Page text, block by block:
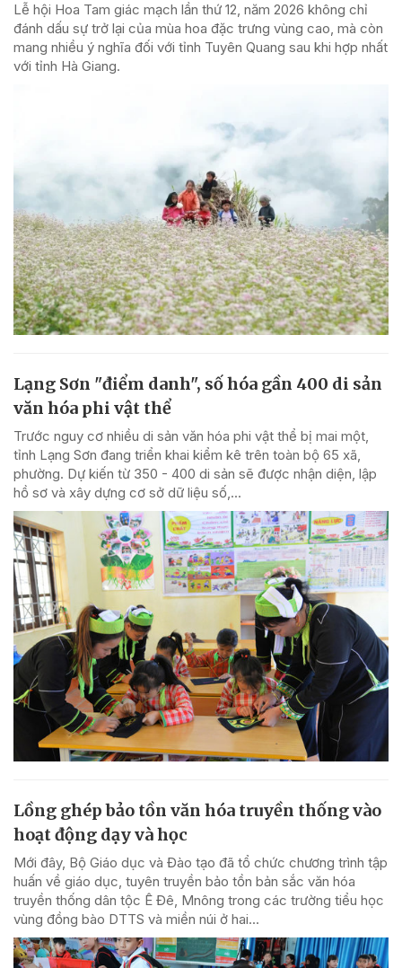
Lễ hội Hoa Tam giác mạch lần thứ 12, năm 2026 không chỉ
đánh dấu sự trở lại của mùa hoa đặc trưng vùng cao, mà còn
mang nhiều ý nghĩa đối với tỉnh Tuyên Quang sau khi hợp nhất
với tỉnh Hà Giang.
Lạng Sơn "điểm danh", số hóa gần 400 di sản
văn hóa phi vật thể
Trước nguy cơ nhiều di sản văn hóa phi vật thể bị mai một,
tỉnh Lạng Sơn đang triển khai kiểm kê trên toàn bộ 65 xã,
phường. Dự kiến từ 350 - 400 di sản sẽ được nhận diện, lập
hồ sơ và xây dựng cơ sở dữ liệu số,...
Lồng ghép bảo tồn văn hóa truyền thống vào
hoạt động dạy và học
Mới đây, Bộ Giáo dục và Đào tạo đã tổ chức chương trình tập
huấn về giáo dục, tuyên truyền bảo tồn bản sắc văn hóa
truyền thống dân tộc Ê Đê, Mnông trong các trường tiểu học
vùng đồng bào DTTS và miền núi ở hai...